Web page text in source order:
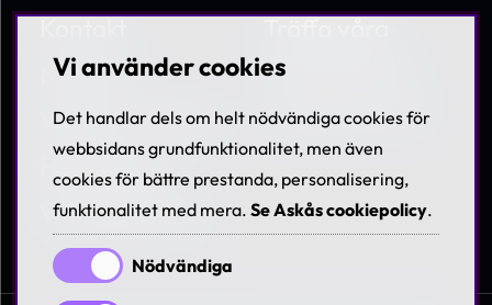
Nyheter
Villkor & Policies
Hållbarhet
Visselblåsning
medarbetare
Lediga tjänster
Vi använder cookies
Det handlar dels om helt nödvändiga cookies för
webbsidans grundfunktionalitet, men även
cookies för bättre prestanda, personalisering,
funktionalitet med mera. Se Askås cookiepolicy.
Nödvändiga